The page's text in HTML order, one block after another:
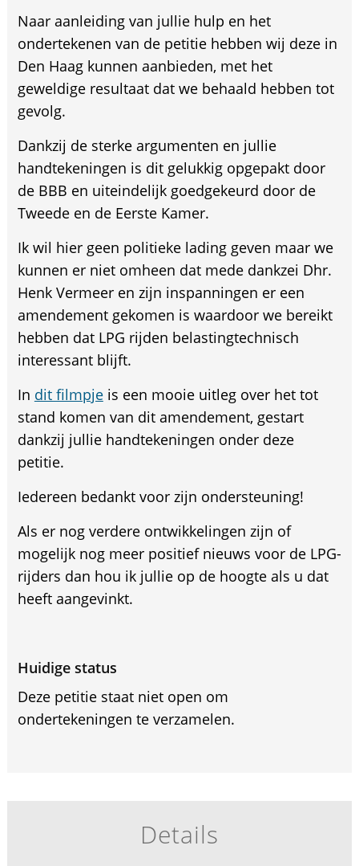
Naar aanleiding van jullie hulp en het
ondertekenen van de petitie hebben wij deze in
Den Haag kunnen aanbieden, met het
geweldige resultaat dat we behaald hebben tot
gevolg.
Dankzij de sterke argumenten en jullie
handtekeningen is dit gelukkig opgepakt door
de BBB en uiteindelijk goedgekeurd door de
Tweede en de Eerste Kamer.
Ik wil hier geen politieke lading geven maar we
kunnen er niet omheen dat mede dankzei Dhr.
Henk Vermeer en zijn inspanningen er een
amendement gekomen is waardoor we bereikt
hebben dat LPG rijden belastingtechnisch
interessant blijft.
In dit filmpjeis een mooie uitleg over het tot
stand komen van dit amendement, gestart
dankzij jullie handtekeningen onder deze
petitie.
Iedereen bedankt voor zijn ondersteuning!
Als er nog verdere ontwikkelingen zijn of
mogelijk nog meer positief nieuws voor de LPG-
rijders dan hou ik jullie op de hoogte als u dat
heeft aangevinkt.
Huidige status
Deze petitie staat niet open om
ondertekeningen te verzamelen.
Details